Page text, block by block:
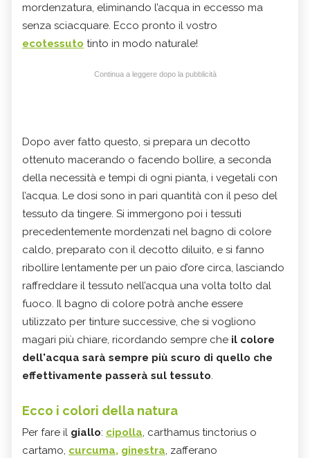
mordenzatura, eliminando l’acqua in eccesso ma
senza sciacquare. Ecco pronto il vostro
ecotessuto tinto in modo naturale!
Continua a leggere dopo la pubblicità
Dopo aver fatto questo, si prepara un decotto
ottenuto macerando o facendo bollire, a seconda
della necessità e tempi di ogni pianta, i vegetali con
l’acqua. Le dosi sono in pari quantità con il peso del
tessuto da tingere. Si immergono poi i tessuti
precedentemente mordenzati nel bagno di colore
caldo, preparato con il decotto diluito, e si fanno
ribollire lentamente per un paio d’ore circa, lasciando
raffreddare il tessuto nell’acqua una volta tolto dal
fuoco. Il bagno di colore potrà anche essere
utilizzato per tinture successive, che si vogliono
magari più chiare, ricordando sempre che il colore
dell'acqua sarà sempre più scuro di quello che
effettivamente passerà sul tessuto.
Ecco i colori della natura
Per fare il giallo: cipolla, carthamus tinctorius o
cartamo, curcuma, ginestra, zafferano